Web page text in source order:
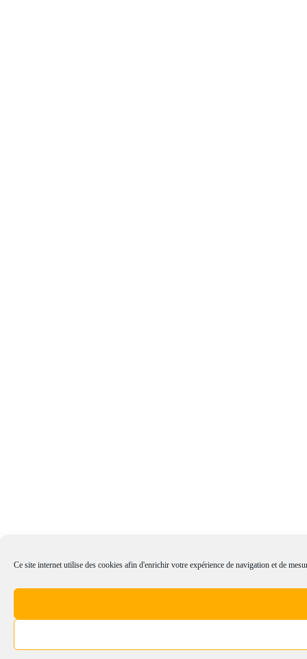
Ce site internet utilise des cookies afin d'enrichir votre expérience de navigation et de